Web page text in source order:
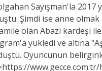
Sayışman'la 2017
Şimdi ise anne
olan Abazi kardeşi
yükledi ve altına
Oyuncunun